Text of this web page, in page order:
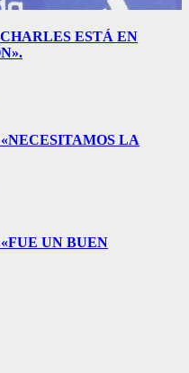
ESTÁ EN
LA
UN BUEN